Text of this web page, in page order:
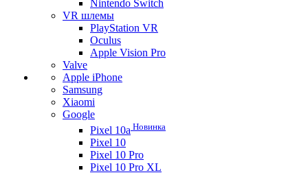
Nintendo Switch
VR шлемы
PlayStation VR
Oculus
Apple Vision Pro
Valve
Apple iPhone
Samsung
Xiaomi
Google
Pixel 10a Новинка
Pixel 10
Pixel 10 Pro
Pixel 10 Pro XL